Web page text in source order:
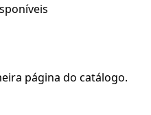
página do catálogo.